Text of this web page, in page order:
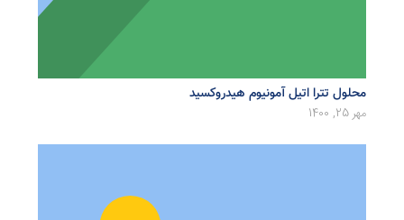
محلول تترا اتیل آمونیوم هیدروکسید
مهر 25, 1400